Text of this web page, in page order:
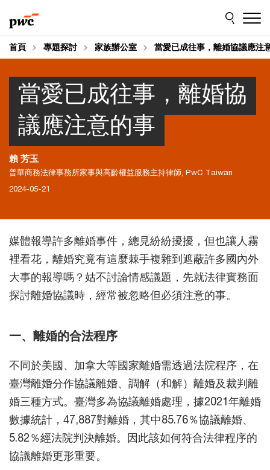
to
content
to
footer
首頁 專題探討 家族辦公室 當愛已成往事，離婚協議應注
當愛已成往事，離婚協
議應注意的事
賴 芳玉
普華商務法律事務所家事與高齡權益服務主持律師, PwC Taiwan
2024-05-21
媒體報導許多離婚事件，總見紛紛擾擾，但也讓人霧
裡看花，離婚究竟有這麼棘手複雜到遮蔽許多國內外
大事的報導嗎？姑不討論情感議題，先就法律實務面
探討離婚協議時，經常被忽略但必須注意的事。
一、離婚的合法程序
不同於美國、加拿大等國家離婚需透過法院程序，在
臺灣離婚分作協議離婚、調解（和解）離婚及裁判離
婚三種方式。臺灣多為協議離婚處理，據2021年離婚
數據統計，47,887對離婚，其中85.76％協議離婚、
5.82％經法院判決離婚。因此該如何符合法律程序的
協議離婚更形重要。